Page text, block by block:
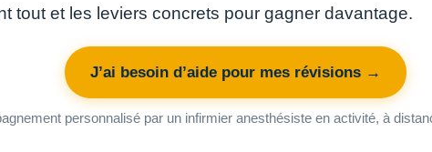
tout et les leviers concrets pour gagner davantage.
J’ai besoin d’aide pour mes révisions →
personnalisé par un infirmier anesthésiste en activité, à